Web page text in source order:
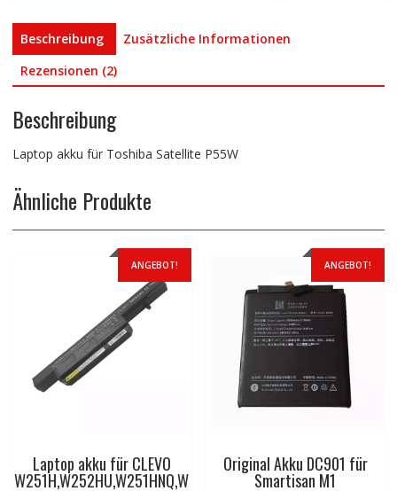
Beschreibung
Zusätzliche Informationen
Rezensionen (2)
Beschreibung
Laptop akku für Toshiba Satellite P55W
Ähnliche Produkte
ANGEBOT!
Laptop akku für CLEVO
W251H,W252HU,W251HNQ,W
ANGEBOT!
Original Akku DC901 für
Smartisan M1